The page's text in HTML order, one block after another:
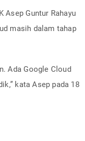
Asep Guntur Rahayu
masih dalam tahap
Ada Google Cloud
kata Asep pada 18